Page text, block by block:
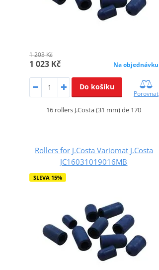
1 203 Kč
1 023 Kč Na objednávku
Do košíku
Porovnat
16 rollers J.Costa (31 mm) de 170
Rollers for J.Costa Variomat J.Costa
JC16031019016MB
SLEVA 15%